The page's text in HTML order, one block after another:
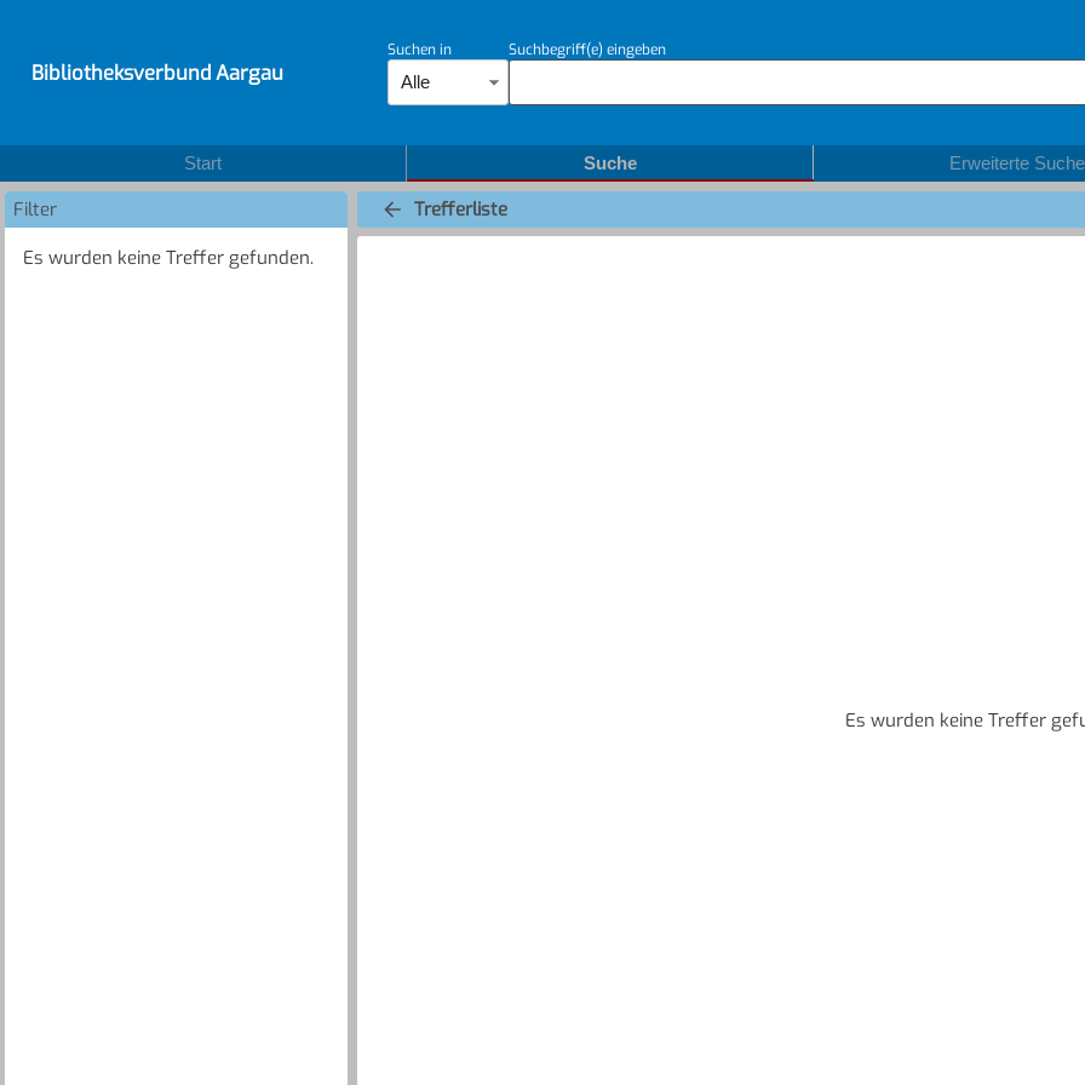
Bibliotheksverbund Aargau
Suchen in
Alle
Suchbegriff(e) eingeben
Start Suche Erweiterte Suche
Filter
Es wurden keine Treffer gefunden.
Trefferliste
Es wurden keine Treffer